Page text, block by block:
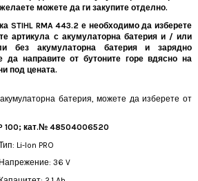
можете да ги закупите отделно.
STIHL RMA 443.2 е необходимо да изберете
артикула с акумулаторна батерия и / или
без акумулаторна батерия и зарядно
да направите от бутоните горе вдясно на
под цената.
батерия, можете да изберете от
100; кат.№ 48504006520
Li-Ion PRO
Напрежение: 36 V